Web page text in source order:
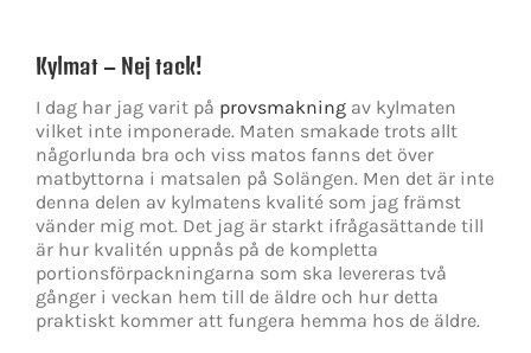
Kylmat – Nej tack!
I dag har jag varit på provsmakning av kylmaten
vilket inte imponerade. Maten smakade trots allt
någorlunda bra och viss matos fanns det över
matbyttorna i matsalen på Solängen. Men det är inte
denna delen av kylmatens kvalité som jag främst
vänder mig mot. Det jag är starkt ifrågasättande till
är hur kvalitén uppnås på de kompletta
portionsförpackningarna som ska levereras två
gånger i veckan hem till de äldre och hur detta
praktiskt kommer att fungera hemma hos de äldre.